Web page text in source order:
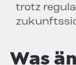
trotz
Was